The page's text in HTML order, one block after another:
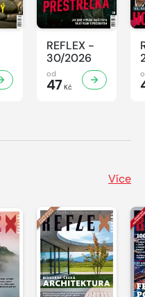
REFLEX -
30/2026
od
47Kč
Více